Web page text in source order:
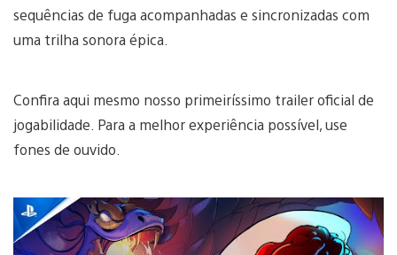
sequências de fuga acompanhadas e sincronizadas com
uma trilha sonora épica.
Confira aqui mesmo nosso primeiríssimo trailer oficial de
jogabilidade. Para a melhor experiência possível, use
fones de ouvido.